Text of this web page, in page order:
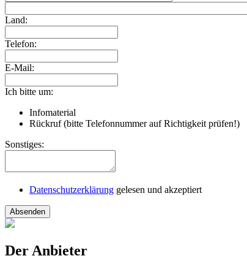
Land:
Telefon:
E-Mail:
Ich bitte um:
Infomaterial
Rückruf (bitte Telefonnummer auf Richtigkeit prüfen!)
Sonstiges:
Datenschutzerklärung gelesen und akzeptiert
Absenden
Der Anbieter